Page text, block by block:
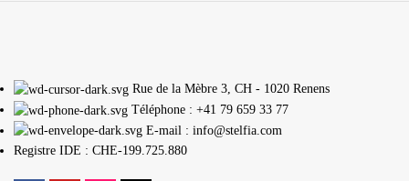
Rue de la Mèbre 3, CH - 1020 Renens
Téléphone : +41 79 659 33 77
E-mail : info@stelfia.com
Registre IDE : CHE-199.725.880